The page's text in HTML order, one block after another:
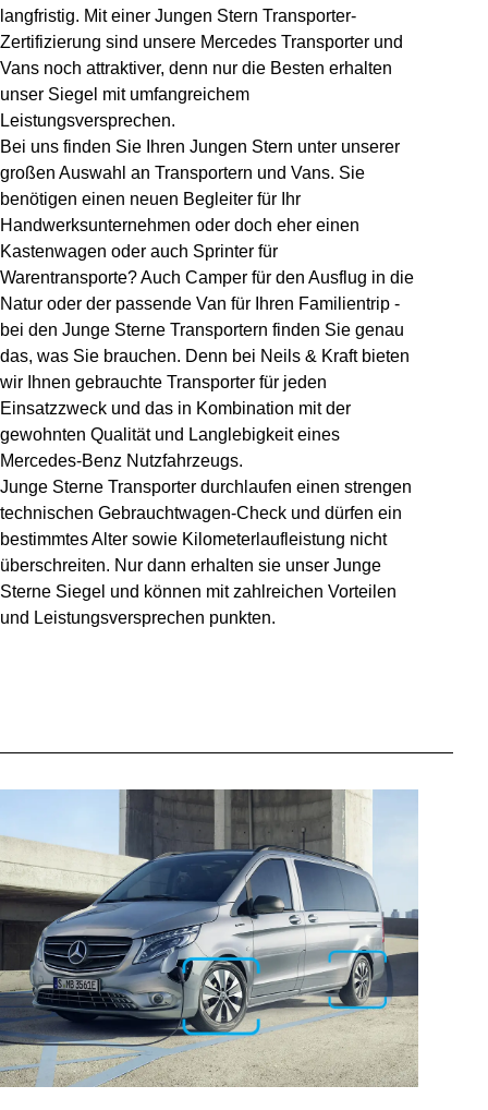
langfristig. Mit einer Jungen Stern Transporter-
Zertifizierung sind unsere Mercedes Transporter und
Vans noch attraktiver, denn nur die Besten erhalten
unser Siegel mit umfangreichem
Leistungsversprechen.
Bei uns finden Sie Ihren Jungen Stern unter unserer
großen Auswahl an Transportern und Vans. Sie
benötigen einen neuen Begleiter für Ihr
Handwerksunternehmen oder doch eher einen
Kastenwagen oder auch Sprinter für
Warentransporte? Auch Camper für den Ausflug in die
Natur oder der passende Van für Ihren Familientrip -
bei den Junge Sterne Transportern finden Sie genau
das, was Sie brauchen. Denn bei Neils & Kraft bieten
wir Ihnen gebrauchte Transporter für jeden
Einsatzzweck und das in Kombination mit der
gewohnten Qualität und Langlebigkeit eines
Mercedes-Benz Nutzfahrzeugs.
Junge Sterne Transporter durchlaufen einen strengen
technischen Gebrauchtwagen-Check und dürfen ein
bestimmtes Alter sowie Kilometerlaufleistung nicht
überschreiten. Nur dann erhalten sie unser Junge
Sterne Siegel und können mit zahlreichen Vorteilen
und Leistungsversprechen punkten.